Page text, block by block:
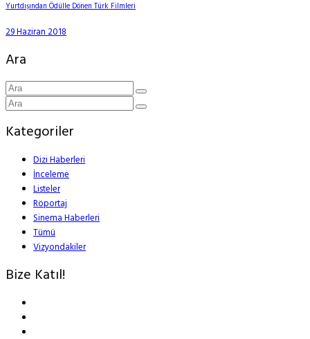
Yurtdışından Ödülle Dönen Türk Filmleri
29 Haziran 2018
Ara
Kategoriler
Dizi Haberleri
İnceleme
Listeler
Röportaj
Sinema Haberleri
Tümü
Vizyondakiler
Bize Katıl!